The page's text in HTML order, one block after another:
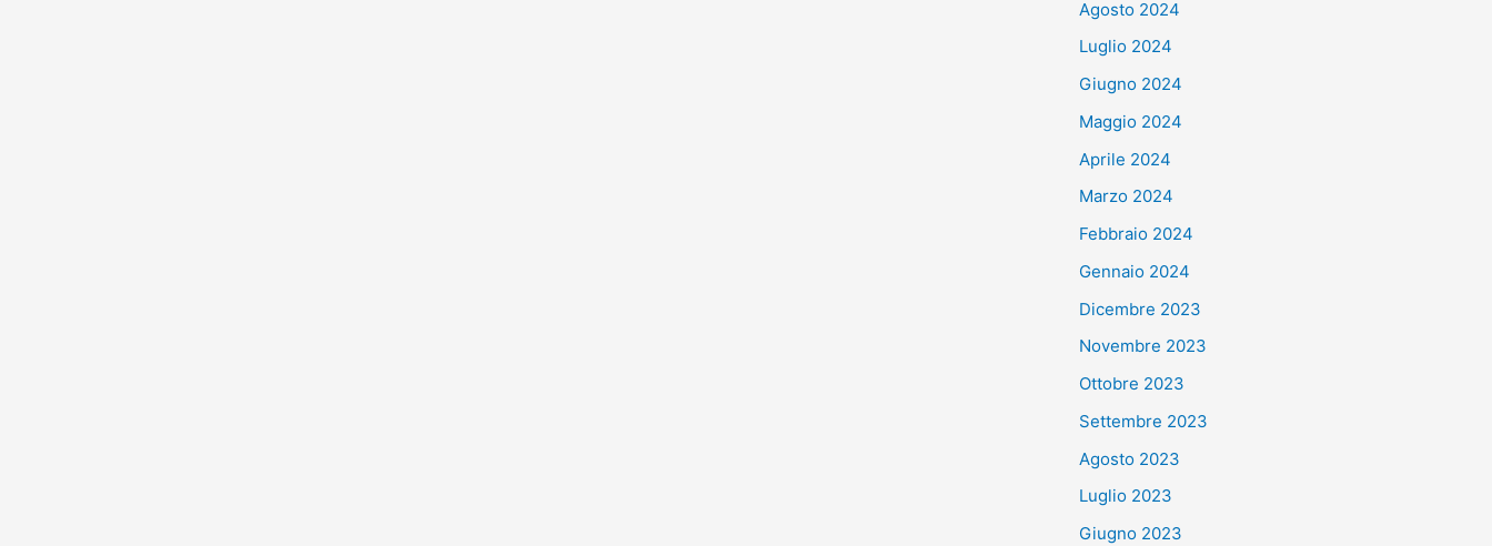
Agosto 2024
Luglio 2024
Giugno 2024
Maggio 2024
Aprile 2024
Marzo 2024
Febbraio 2024
Gennaio 2024
Dicembre 2023
Novembre 2023
Ottobre 2023
Settembre 2023
Agosto 2023
Luglio 2023
Giugno 2023